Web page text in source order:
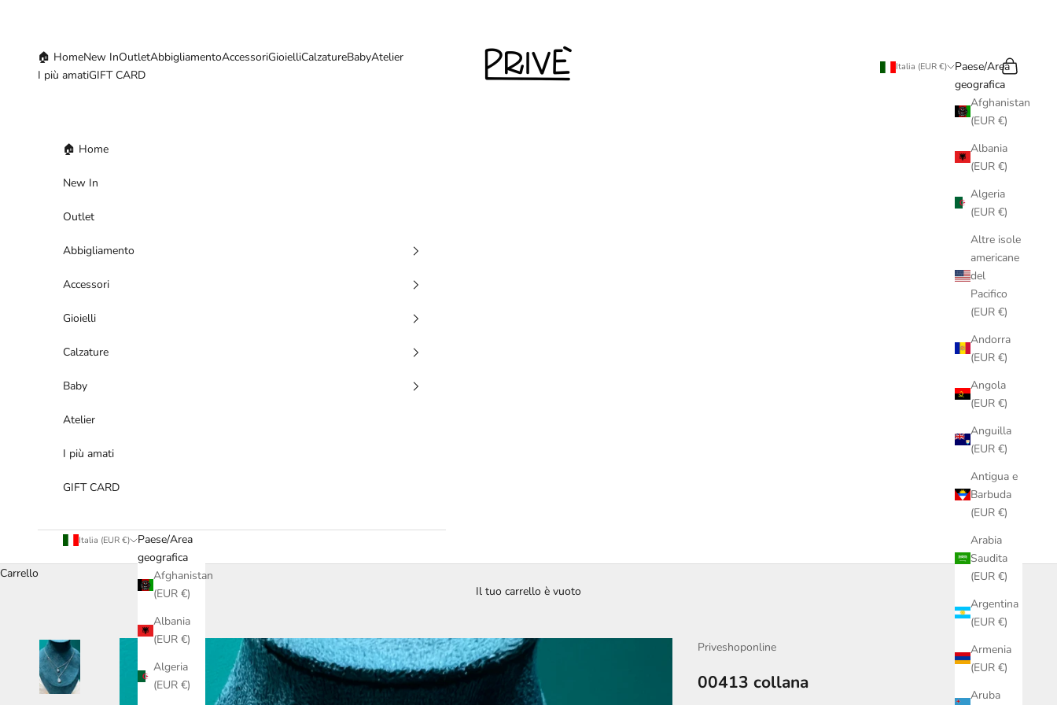
🏠 HomeNew InOutletAbbigliamentoAccessoriGioielliCalzatureBabyAtelier
I più amatiGIFT CARD
Italia (EUR €)
Paese/Area
geografica
Afghanistan
(EUR €)
Albania
(EUR €)
Algeria
(EUR €)
Altre isole
americane
del
Pacifico
(EUR €)
Andorra
(EUR €)
Angola
(EUR €)
Anguilla
(EUR €)
Antigua e
Barbuda
(EUR €)
Arabia
Saudita
(EUR €)
Argentina
(EUR €)
Armenia
(EUR €)
Aruba
CercaCarrello
🏠 Home
New In
Outlet
Abbigliamento
Accessori
Gioielli
Calzature
Baby
Atelier
I più amati
GIFT CARD
Italia (EUR €)
Paese/Area
geografica
Afghanistan
(EUR €)
Albania
(EUR €)
Algeria
(EUR €)
Carrello
Il tuo carrello è vuoto
Priveshoponline
00413 collana